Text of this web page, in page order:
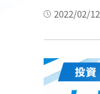
2022/02/12